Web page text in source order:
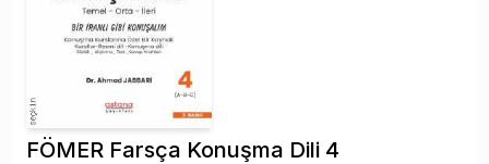
FÖMER Farsça Konuşma Dili 4